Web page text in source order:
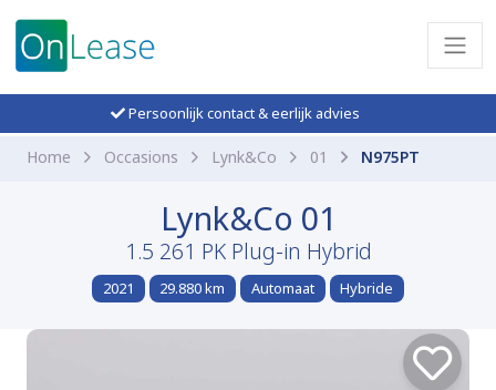
Persoonlijk contact & eerlijk advies
Home Occasions Lynk&Co 01 N975PT
Lynk&Co 01
1.5 261 PK Plug-in Hybrid
2021 29.880 km Automaat Hybride